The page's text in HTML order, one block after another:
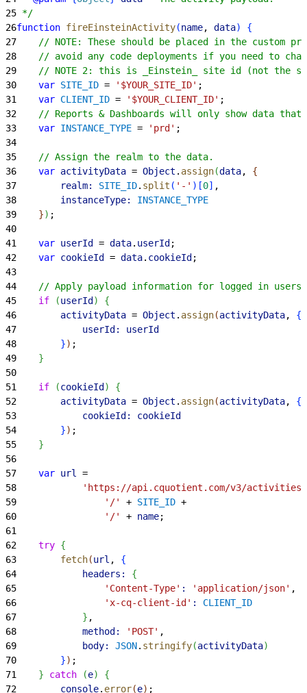
25 */
26function fireEinsteinActivity(name, data)
{
27
// NOTE: These should be placed in the custom
28
// avoid any code deployments if you need to
29
// NOTE 2: this is _Einstein_ site id (not the
30
    var
SITE_ID = '$YOUR_SITE_ID' ;
31
    var
CLIENT_ID = '$YOUR_CLIENT_ID' ;
32
// Reports & Dashboards will only show data
33
    var
INSTANCE_TYPE = 'prd' ;
34
35
    // Assign the realm to the data.
36
    var
activityData = Object . assign(data, {
37
        realm:
SITE_ID. split ( '-' ) [0] ,
38
        instanceType:
INSTANCE_TYPE
39
}) ;
40
41
    var
userId = data. userId ;
42
    var
cookieId = data. cookieId ;
43
44
    // Apply payload information for logged in users.
45
    if
(userId )
{
46
        activityData
= Object . assign(activityData, {
47
            userId:
userId
48
}) ;
49
}
50
51
    if
(cookieId )
{
52
        activityData
= Object . assign(activityData, {
53
            cookieId:
cookieId
54
}) ;
55
}
56
57
    var
url
=
58
            'https://api.cquotient.com/v3/activities'
59
                '/'
+ SITE_ID +
60
                '/'
+ name;
61
62
    try
{
63
        fetch
(url , {
64
            headers:
{
65
                'Content-Type'
: 'application/json' ,
66
                'x-cq-client-id'
:
CLIENT_ID
67
} ,
68
            method:
'POST' ,
69
            body:
JSON. stringify(activityData)
70
}) ;
71
} catch (e)
{
72
        console
. error(e) ;